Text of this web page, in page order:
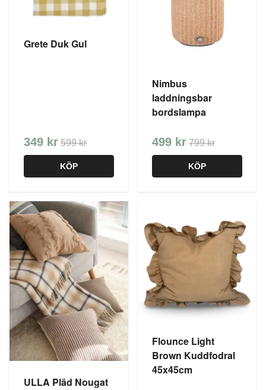
Grete Duk Gul
349 kr 599 kr
KÖP
Nimbus
laddningsbar
bordslampa
499 kr 799 kr
KÖP
ULLA Pläd Nougat
Flounce Light
Brown Kuddfodral
45x45cm